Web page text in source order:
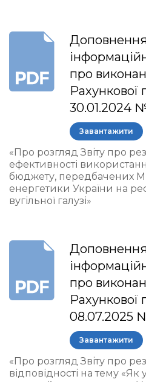
про
Рахункової
30.01.2024
Завантажити
«Про розгляд Звіту про
ефективності
бюджету, передбачених
енергетики України на
вугільної галузі»
про
Рахункової
08.07.2025
Завантажити
«Про розгляд Звіту про
відповідності на тему